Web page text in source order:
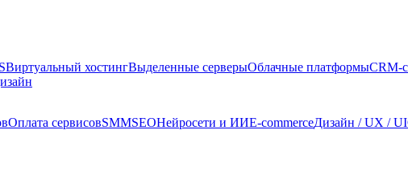
Виртуальный хостингВыделенные серверыОблачные платформыCRM-
Оплата сервисовSMMSEOНейросети и ИИE-commerceДизайн / UX / UI